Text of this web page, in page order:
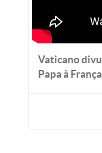
Vaticano
Papa à